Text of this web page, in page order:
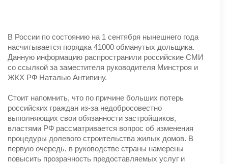
В России по состоянию на 1 сентября нынешнего года
насчитывается порядка 41000 обманутых дольщика.
Данную информацию распространили российские СМИ
со ссылкой за заместителя руководителя Минстроя и
ЖКХ РФ Наталью Антипину.
Стоит напомнить, что по причине больших потерь
российских граждан из-за недобросовестно
выполняющих свои обязанности застройщиков,
властями РФ рассматривается вопрос об изменения
процедуры долевого строительства жилых домов. В
первую очередь, в руководстве страны намерены
повысить прозрачность предоставляемых услуг и